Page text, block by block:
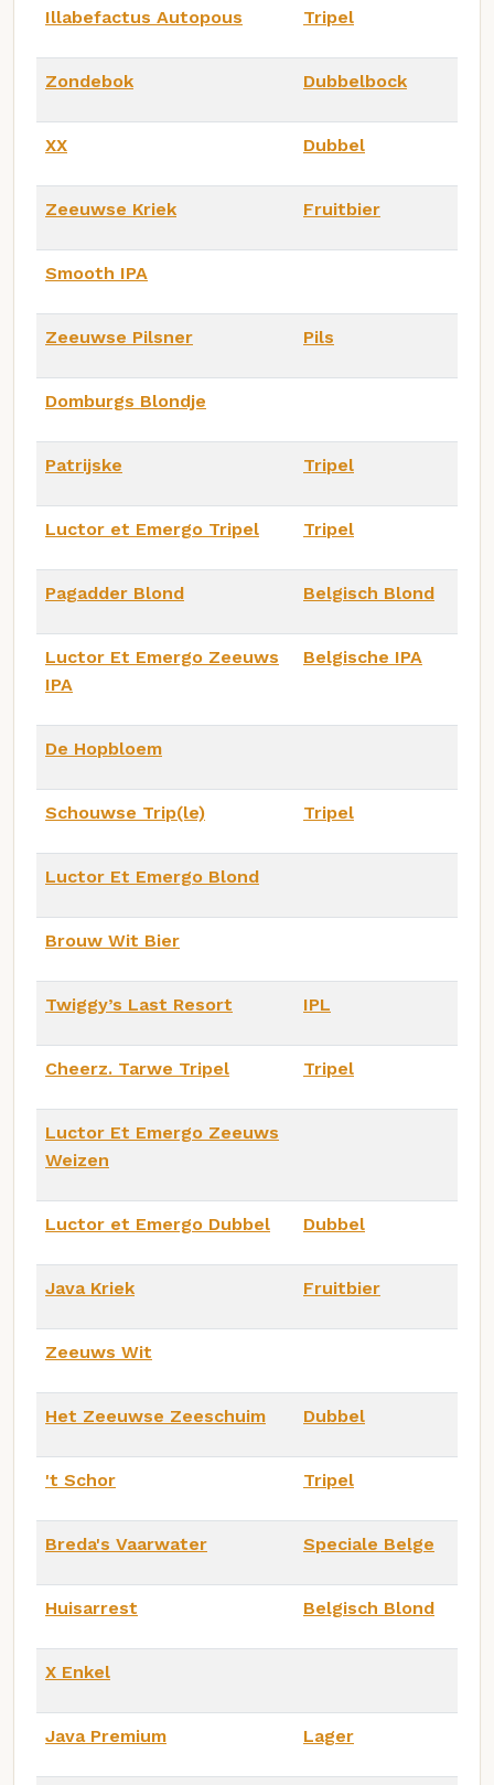
Illabefactus Autopous Tripel
Zondebok Dubbelbock
XX Dubbel
Zeeuwse Kriek Fruitbier
Smooth IPA
Zeeuwse Pilsner Pils
Domburgs Blondje
Patrijske Tripel
Luctor et Emergo Tripel Tripel
Pagadder Blond Belgisch Blond
Luctor Et Emergo Zeeuws
IPA
Belgische IPA
De Hopbloem
Schouwse Trip(le) Tripel
Luctor Et Emergo Blond
Brouw Wit Bier
Twiggy’s Last Resort IPL
Cheerz. Tarwe Tripel Tripel
Luctor Et Emergo Zeeuws
Weizen
Luctor et Emergo Dubbel Dubbel
Java Kriek Fruitbier
Zeeuws Wit
Het Zeeuwse Zeeschuim Dubbel
't Schor Tripel
Breda's Vaarwater Speciale Belge
Huisarrest Belgisch Blond
X Enkel
Java Premium Lager